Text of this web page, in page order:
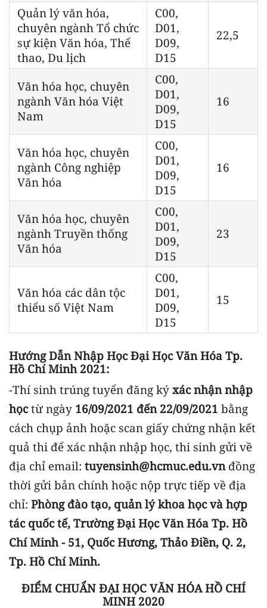
Quản lý văn hóa,
chuyên ngành Tổ chức
sự kiện Văn hóa, Thể
thao, Du lịch
C00,
D01,
D09,
D15
22,5
Văn hóa học, chuyên
ngành Văn hóa Việt
Nam
C00,
D01,
D09,
D15
16
Văn hóa học, chuyên
ngành Công nghiệp
Văn hóa
C00,
D01,
D09,
D15
16
Văn hóa học, chuyên
ngành Truyền thống
Văn hóa
C00,
D01,
D09,
D15
23
Văn hóa các dân tộc
thiểu số Việt Nam
C00,
D01,
D09,
D15
15
Hướng Dẫn Nhập Học Đại Học Văn Hóa Tp.
Hồ Chí Minh 2021:
-Thí sinh trúng tuyển đăng ký xác nhận nhập
họctừ ngày 16/09/2021 đến 22/09/2021 bằng
cách chụp ảnh hoặc scan giấy chứng nhận kết
quả thi để xác nhận nhập học, thi sinh gửi về
địa chỉ email: tuyensinh@hcmuc.edu.vnđồng
thời gửi bản chính hoặc nộp trực tiếp về địa
chỉ: Phòng đào tạo, quản lý khoa học và hợp
tác quốc tế, Trường Đại Học Văn Hóa Tp. Hồ
Chí Minh - 51, Quốc Hương, Thảo Điền, Q. 2,
Tp. Hồ Chí Minh.
ĐIỂM CHUẨN ĐẠI HỌC VĂN HÓA HỒ CHÍ
MINH 2020